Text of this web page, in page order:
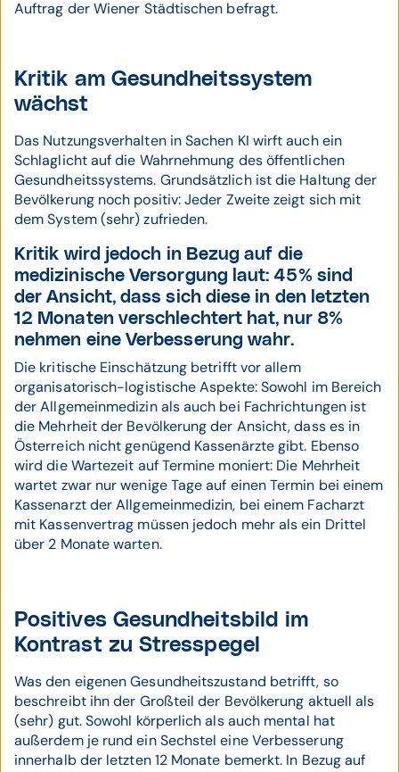
Auftrag der Wiener Städtischen befragt.
Kritik am Gesundheitssystem
wächst
Das Nutzungsverhalten in Sachen KI wirft auch ein
Schlaglicht auf die Wahrnehmung des öffentlichen
Gesundheitssystems. Grundsätzlich ist die Haltung der
Bevölkerung noch positiv: Jeder Zweite zeigt sich mit
dem System (sehr) zufrieden.
Kritik wird jedoch in Bezug auf die
medizinische Versorgung laut: 45% sind
der Ansicht, dass sich diese in den letzten
12 Monaten verschlechtert hat, nur 8%
nehmen eine Verbesserung wahr.
Die kritische Einschätzung betrifft vor allem
organisatorisch-logistische Aspekte: Sowohl im Bereich
der Allgemeinmedizin als auch bei Fachrichtungen ist
die Mehrheit der Bevölkerung der Ansicht, dass es in
Österreich nicht genügend Kassenärzte gibt. Ebenso
wird die Wartezeit auf Termine moniert: Die Mehrheit
wartet zwar nur wenige Tage auf einen Termin bei einem
Kassenarzt der Allgemeinmedizin, bei einem Facharzt
mit Kassenvertrag müssen jedoch mehr als ein Drittel
über 2 Monate warten.
Positives Gesundheitsbild im
Kontrast zu Stresspegel
Was den eigenen Gesundheitszustand betrifft, so
beschreibt ihn der Großteil der Bevölkerung aktuell als
(sehr) gut. Sowohl körperlich als auch mental hat
außerdem je rund ein Sechstel eine Verbesserung
innerhalb der letzten 12 Monate bemerkt. In Bezug auf